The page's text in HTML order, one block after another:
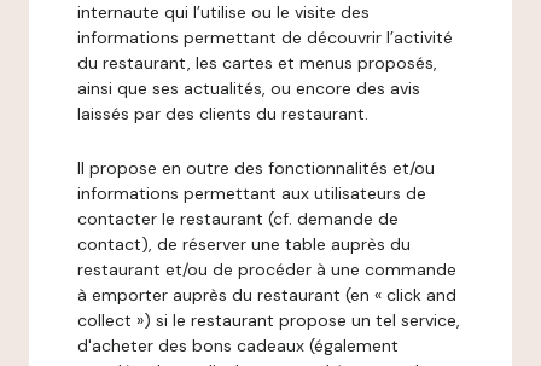
internaute qui l’utilise ou le visite des
informations permettant de découvrir l’activité
du restaurant, les cartes et menus proposés,
ainsi que ses actualités, ou encore des avis
laissés par des clients du restaurant.
Il propose en outre des fonctionnalités et/ou
informations permettant aux utilisateurs de
contacter le restaurant (cf. demande de
contact), de réserver une table auprès du
restaurant et/ou de procéder à une commande
à emporter auprès du restaurant (en « click and
collect ») si le restaurant propose un tel service,
d'acheter des bons cadeaux (également